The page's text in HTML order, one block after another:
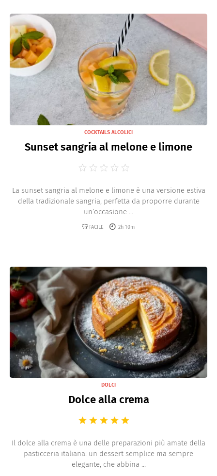
COCKTAILS ALCOLICI
Sunset sangria al melone e limone
La sunset sangria al melone e limone è una versione estiva
della tradizionale sangria, perfetta da proporre durante
un’occasione ...
FACILE 2h 10m
DOLCI
Dolce alla crema
Il dolce alla crema è una delle preparazioni più amate della
pasticceria italiana: un dessert semplice ma sempre
elegante, che abbina ...